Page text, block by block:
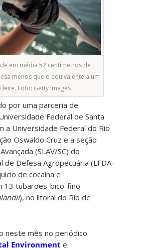
em média 52 centímetros de
menos que o equivalente a um
Foto: Getty Images
por uma parceria de
Federal de Santa
a Universidade Federal do Rio
Oswaldo Cruz e a seção
(SLAV/SC) do
de Defesa Agropecuária (LFDA-
de cocaína e
13 tubarões-bico-fino
), no litoral do Rio de
neste mês no periódico
Environment e